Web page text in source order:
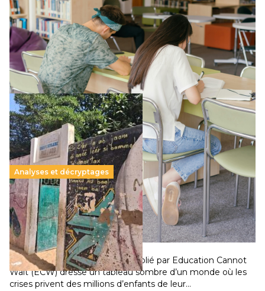
11 juillet 2026-
Le projet de loi sur la régulation de l’enseignement
supérieur privé met en lumière l’amplification d’un système
qui relègue l’acte pédagogique au superfétatoire, voire à…
Lire la suite →
Analyses et décryptages
258 millions d’enfants victimes de la guerre, des
chocs climatiques et des déplacements de
population
11 juillet 2026- National
Un nouveau rapport mondial publié par Education Cannot
Wait (ECW) dresse un tableau sombre d’un monde où les
crises privent des millions d’enfants de leur…